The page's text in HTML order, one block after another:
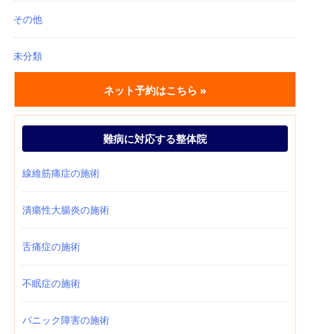
その他
未分類
ネット予約はこちら »
難病に対応する整体院
線維筋痛症の施術
潰瘍性大腸炎の施術
舌痛症の施術
不眠症の施術
パニック障害の施術